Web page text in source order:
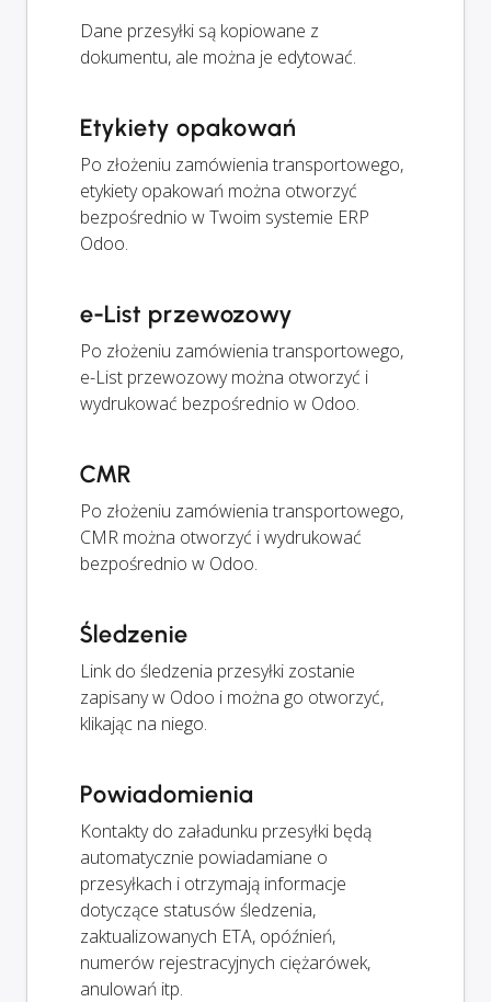
Dane przesyłki są kopiowane z
dokumentu, ale można je edytować.
Etykiety opakowań
Po złożeniu zamówienia transportowego,
etykiety opakowań można otworzyć
bezpośrednio w Twoim systemie ERP
Odoo.
e-List przewozowy
Po złożeniu zamówienia transportowego,
e-List przewozowy można otworzyć i
wydrukować bezpośrednio w Odoo.
CMR
Po złożeniu zamówienia transportowego,
CMR można otworzyć i wydrukować
bezpośrednio w Odoo.
Śledzenie
Link do śledzenia przesyłki zostanie
zapisany w Odoo i można go otworzyć,
klikając na niego.
Powiadomienia
Kontakty do załadunku przesyłki będą
automatycznie powiadamiane o
przesyłkach i otrzymają informacje
dotyczące statusów śledzenia,
zaktualizowanych ETA, opóźnień,
numerów rejestracyjnych ciężarówek,
anulowań itp.